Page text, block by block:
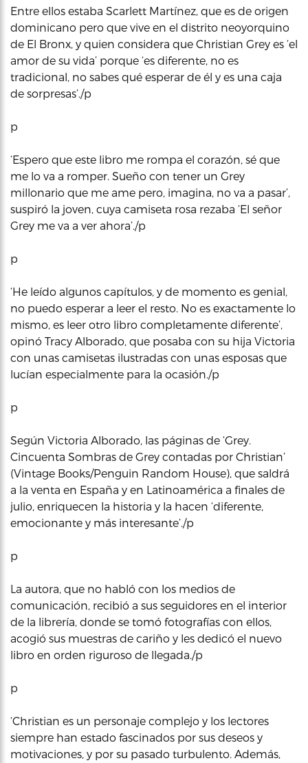
Entre ellos estaba Scarlett Martínez, que es de origen
dominicano pero que vive en el distrito neoyorquino
de El Bronx, y quien considera que Christian Grey es ‘el
amor de su vida’ porque ‘es diferente, no es
tradicional, no sabes qué esperar de él y es una caja
de sorpresas’./p
p
‘Espero que este libro me rompa el corazón, sé que
me lo va a romper. Sueño con tener un Grey
millonario que me ame pero, imagina, no va a pasar’,
suspiró la joven, cuya camiseta rosa rezaba ‘El señor
Grey me va a ver ahora’./p
p
‘He leído algunos capítulos, y de momento es genial,
no puedo esperar a leer el resto. No es exactamente lo
mismo, es leer otro libro completamente diferente’,
opinó Tracy Alborado, que posaba con su hija Victoria
con unas camisetas ilustradas con unas esposas que
lucían especialmente para la ocasión./p
p
Según Victoria Alborado, las páginas de ‘Grey.
Cincuenta Sombras de Grey contadas por Christian’
(Vintage Books/Penguin Random House), que saldrá
a la venta en España y en Latinoamérica a finales de
julio, enriquecen la historia y la hacen ‘diferente,
emocionante y más interesante’./p
p
La autora, que no habló con los medios de
comunicación, recibió a sus seguidores en el interior
de la librería, donde se tomó fotografías con ellos,
acogió sus muestras de cariño y les dedicó el nuevo
libro en orden riguroso de llegada./p
p
‘Christian es un personaje complejo y los lectores
siempre han estado fascinados por sus deseos y
motivaciones, y por su pasado turbulento. Además,